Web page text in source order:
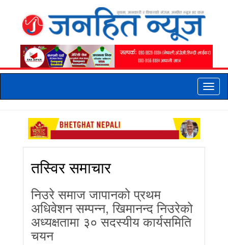
Toggle
तस्विर समाचार
निउरे समाज जापानको प्रथम
अधिवेशन सम्पन्न, खिमानन्द निउरेको
अध्यक्षतामा ३० सदस्यीय कार्यसमिति
चयन